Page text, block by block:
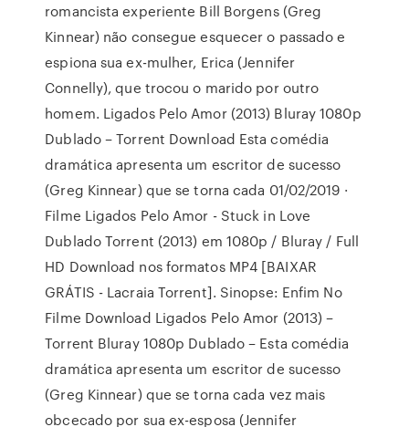
romancista experiente Bill Borgens (Greg
Kinnear) não consegue esquecer o passado e
espiona sua ex-mulher, Erica (Jennifer
Connelly), que trocou o marido por outro
homem. Ligados Pelo Amor (2013) Bluray 1080p
Dublado – Torrent Download Esta comédia
dramática apresenta um escritor de sucesso
(Greg Kinnear) que se torna cada 01/02/2019 ·
Filme Ligados Pelo Amor - Stuck in Love
Dublado Torrent (2013) em 1080p / Bluray / Full
HD Download nos formatos MP4 [BAIXAR
GRÁTIS - Lacraia Torrent]. Sinopse: Enfim No
Filme Download Ligados Pelo Amor (2013) –
Torrent Bluray 1080p Dublado – Esta comédia
dramática apresenta um escritor de sucesso
(Greg Kinnear) que se torna cada vez mais
obcecado por sua ex-esposa (Jennifer